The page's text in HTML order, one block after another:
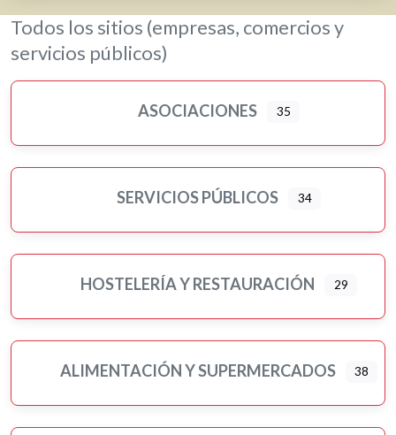
Librerías, papelerías e impresión digital
Loterías
Murales artísticos
Ópticas
Peluquerías, belleza y estética
Psicología
Servicios públicos
Tatuajes
Todos los sitios (empresas, comercios y
servicios públicos)
ASOCIACIONES 35
SERVICIOS PÚBLICOS 34
HOSTELERÍA Y RESTAURACIÓN 29
ALIMENTACIÓN Y SUPERMERCADOS 38